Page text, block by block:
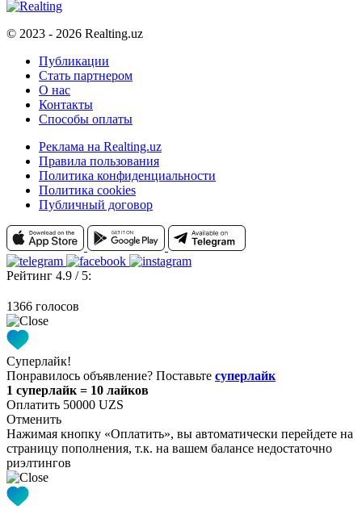
© 2023 - 2026 Realting.uz
Публикации
Стать партнером
О нас
Контакты
Способы оплаты
Реклама на Realting.uz
Правила пользования
Политика конфиденциальности
Политика cookies
Публичный договор
Рейтинг 4.9 / 5:
1366 голосов
Суперлайк!
Понравилось объявление? Поставьте суперлайк
1 суперлайк = 10 лайков
Оплатить 50000 UZS
Отменить
Нажимая кнопку «Оплатить», вы автоматически перейдете на
страницу пополнения, т.к. на вашем балансе недостаточно
риэлтингов